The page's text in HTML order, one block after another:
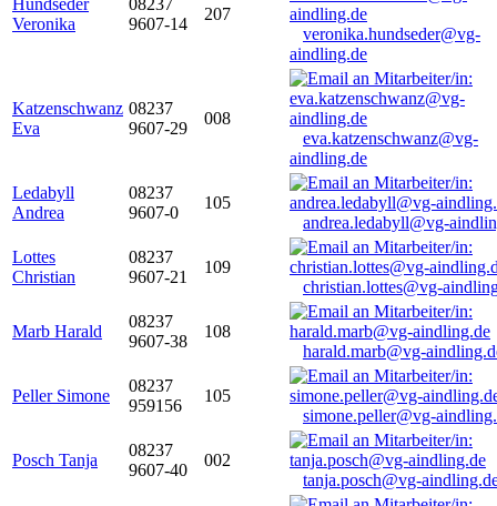
Hundseder
Veronika
08237
9607-14
207
veronika.hundseder@vg-
aindling.de
Katzenschwanz
Eva
08237
9607-29
008
eva.katzenschwanz@vg-
aindling.de
Ledabyll
Andrea
08237
9607-0
105
andrea.ledabyll@vg-
Lottes
Christian
08237
9607-21
109
christian.lottes@vg-
Marb Harald
08237
9607-38
108
harald.marb@vg-
Peller Simone
08237
959156
105
simone.peller@vg-
Posch Tanja
08237
9607-40
002
tanja.posch@vg-